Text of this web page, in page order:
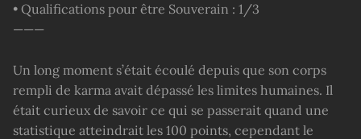
• Qualifications pour être Souverain : 1/3
———
Un long moment s’était écoulé depuis que son corps
rempli de karma avait dépassé les limites humaines. Il
était curieux de savoir ce qui se passerait quand une
statistique atteindrait les 100 points, cependant le